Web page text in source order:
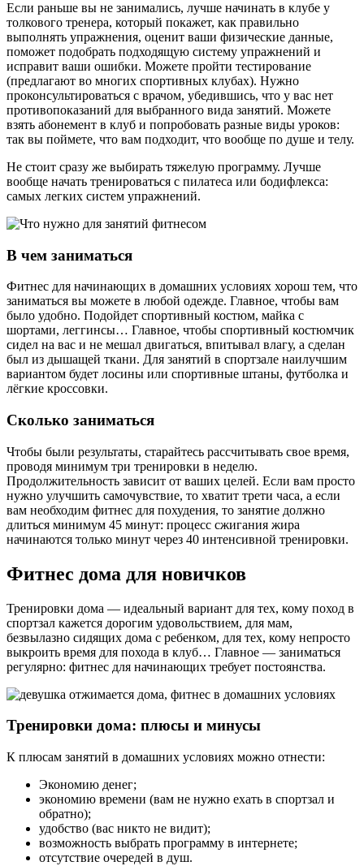
Если раньше вы не занимались, лучше начинать в клубе у
толкового тренера, который покажет, как правильно
выполнять упражнения, оценит ваши физические данные,
поможет подобрать подходящую систему упражнений и
исправит ваши ошибки. Можете пройти тестирование
(предлагают во многих спортивных клубах). Нужно
проконсультироваться с врачом, убедившись, что у вас нет
противопоказаний для выбранного вида занятий. Можете
взять абонемент в клуб и попробовать разные виды уроков:
так вы поймете, что вам подходит, что вообще по душе и телу.
Не стоит сразу же выбирать тяжелую программу. Лучше
вообще начать тренироваться с пилатеса или бодифлекса:
самых легких систем упражнений.
В чем заниматься
Фитнес для начинающих в домашних условиях хорош тем, что
заниматься вы можете в любой одежде. Главное, чтобы вам
было удобно. Подойдет спортивный костюм, майка с
шортами, леггинсы… Главное, чтобы спортивный костюмчик
сидел на вас и не мешал двигаться, впитывал влагу, а сделан
был из дышащей ткани. Для занятий в спортзале наилучшим
вариантом будет лосины или спортивные штаны, футболка и
лёгкие кроссовки.
Сколько заниматься
Чтобы были результаты, старайтесь рассчитывать свое время,
проводя минимум три тренировки в неделю.
Продолжительность зависит от ваших целей. Если вам просто
нужно улучшить самочувствие, то хватит трети часа, а если
вам необходим фитнес для похудения, то занятие должно
длиться минимум 45 минут: процесс сжигания жира
начинаются только минут через 40 интенсивной тренировки.
Фитнес дома для новичков
Тренировки дома — идеальный вариант для тех, кому поход в
спортзал кажется дорогим удовольствием, для мам,
безвылазно сидящих дома с ребенком, для тех, кому непросто
выкроить время для похода в клуб… Главное — заниматься
регулярно: фитнес для начинающих требует постоянства.
Тренировки дома: плюсы и минусы
К плюсам занятий в домашних условиях можно отнести:
Экономию денег;
экономию времени (вам не нужно ехать в спортзал и
обратно);
удобство (вас никто не видит);
возможность выбрать программу в интернете;
отсутствие очередей в душ.